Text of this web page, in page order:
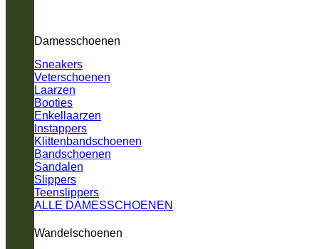
Damesschoenen
Sneakers
Veterschoenen
Laarzen
Booties
Enkellaarzen
Instappers
Klittenbandschoenen
Bandschoenen
Sandalen
Slippers
Teenslippers
ALLE DAMESSCHOENEN
Wandelschoenen